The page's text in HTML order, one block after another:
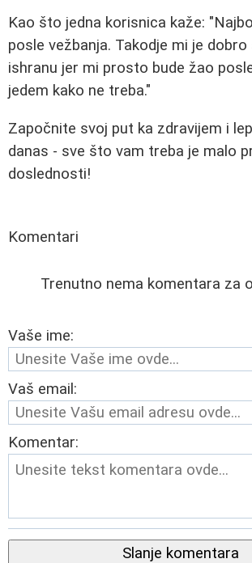
Kao što jedna korisnica kaže:
posle vežbanja. Takodje mi je
ishranu jer mi prosto bude žao
jedem kako ne treba."
Započnite svoj put ka zdravijem i
danas - sve što vam treba je malo
doslednosti!
Komentari
Trenutno nema komentara za
Vaše ime:
Vaš email:
Komentar:
Slanje komentara